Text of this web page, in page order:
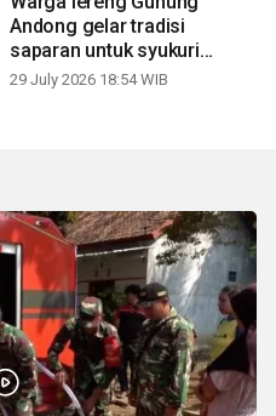
Andong gelar tradisi
saparan untuk syukuri
panen
29 July 2026 18:54 WIB